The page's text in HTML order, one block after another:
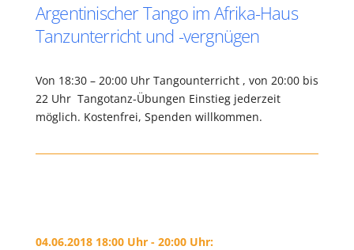
Argentinischer Tango im Afrika-Haus
Tanzunterricht und -vergnügen
Von 18:30 – 20:00 Uhr Tangounterricht , von 20:00 bis
22 Uhr Tangotanz-Übungen Einstieg jederzeit
möglich. Kostenfrei, Spenden willkommen.
04.06.2018 18:00 Uhr - 20:00 Uhr: